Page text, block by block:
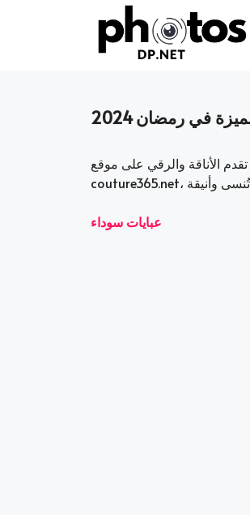
في رمضان 2024
الأناقة والرقي على موقع
عبايات سوداء